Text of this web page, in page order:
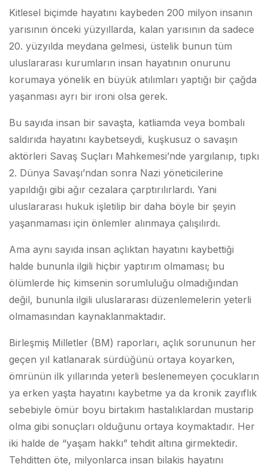
Kitlesel biçimde hayatını kaybeden 200 milyon insanın
yarısının önceki yüzyıllarda, kalan yarısının da sadece
20. yüzyılda meydana gelmesi, üstelik bunun tüm
uluslararası kurumların insan hayatının onurunu
korumaya yönelik en büyük atılımları yaptığı bir çağda
yaşanması ayrı bir ironi olsa gerek.
Bu sayıda insan bir savaşta, katliamda veya bombalı
saldırıda hayatını kaybetseydi, kuşkusuz o savaşın
aktörleri Savaş Suçları Mahkemesi’nde yargılanıp, tıpkı
2. Dünya Savaşı’ndan sonra Nazi yöneticilerine
yapıldığı gibi ağır cezalara çarptırılırlardı. Yani
uluslararası hukuk işletilip bir daha böyle bir şeyin
yaşanmaması için önlemler alınmaya çalışılırdı.
Ama aynı sayıda insan açlıktan hayatını kaybettiği
halde bununla ilgili hiçbir yaptırım olmaması; bu
ölümlerde hiç kimsenin sorumluluğu olmadığından
değil, bununla ilgili uluslararası düzenlemelerin yeterli
olmamasından kaynaklanmaktadır.
Birleşmiş Milletler (BM) raporları, açlık sorununun her
geçen yıl katlanarak sürdüğünü ortaya koyarken,
ömrünün ilk yıllarında yeterli beslenemeyen çocukların
ya erken yaşta hayatını kaybetme ya da kronik zayıflık
sebebiyle ömür boyu birtakım hastalıklardan mustarip
olma gibi sonuçları olduğunu ortaya koymaktadır. Her
iki halde de “yaşam hakkı” tehdit altına girmektedir.
Tehditten öte, milyonlarca insan bilakis hayatını